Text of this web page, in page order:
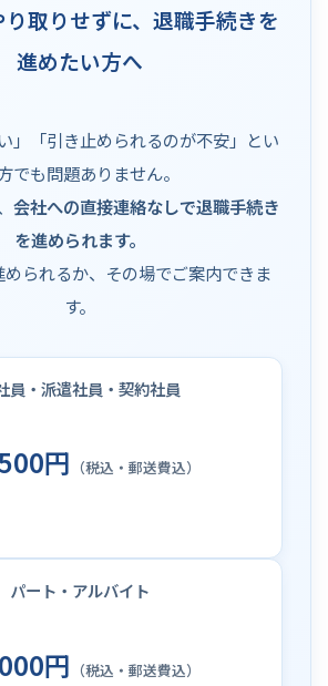
取りせずに、退職手続きを
進めたい方へ
」「引き止められるのが不安」とい
でも問題ありません。
会社への直接連絡なしで退職手続き
を進められます。
られるか、その場でご案内できま
す。
員・派遣社員・契約社員
円 （税込・郵送費込）
パート・アルバイト
円 （税込・郵送費込）